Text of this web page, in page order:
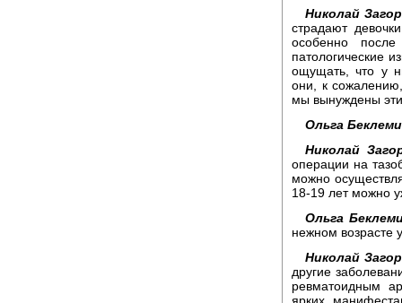
Николай
страдают
особенно
патологические
ощущать, что у
они, к
мы вынуждены
Ольга
Николай
операции на
можно
18-19 лет можно
Ольга
нежном возрасте
Николай
другие
ревматоидным
ярких